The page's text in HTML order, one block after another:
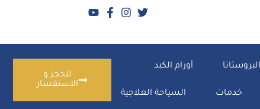
البروستاتا أورام الكبد
خدمات السياحة العلاجية
للحجز و
الاستفسار